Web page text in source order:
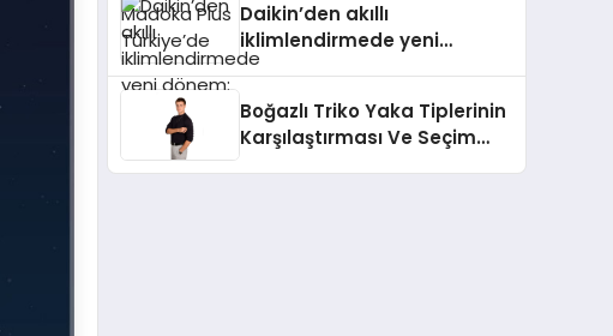
Daikin’den akıllı
iklimlendirmede yeni
dönem: Madoka Plus
Boğazlı Triko Yaka Tiplerinin
Karşılaştırması Ve Seçim